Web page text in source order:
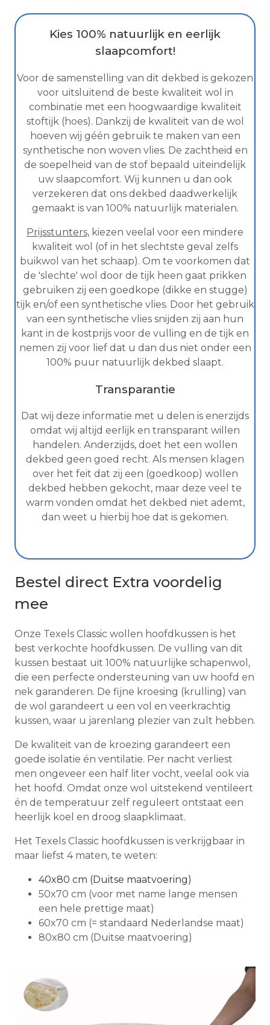
Kies 100% natuurlijk en eerlijk
slaapcomfort!
Voor de samenstelling van dit dekbed is gekozen
voor uitsluitend de beste kwaliteit wol in
combinatie met een hoogwaardige kwaliteit
stoftijk (hoes). Dankzij de kwaliteit van de wol
hoeven wij géén gebruik te maken van een
synthetische non woven vlies. De zachtheid en
de soepelheid van de stof bepaald uiteindelijk
uw slaapcomfort. Wij kunnen u dan ook
verzekeren dat ons dekbed daadwerkelijk
gemaakt is van 100% natuurlijk materialen.
Prijsstunters, kiezen veelal voor een mindere
kwaliteit wol (of in het slechtste geval zelfs
buikwol van het schaap). Om te voorkomen dat
de 'slechte' wol door de tijk heen gaat prikken
gebruiken zij een goedkope (dikke en stugge)
tijk en/of een synthetische vlies. Door het gebruik
van een synthetische vlies snijden zij aan hun
kant in de kostprijs voor de vulling en de tijk en
nemen zij voor lief dat u dan dus niet onder een
100% puur natuurlijk dekbed slaapt.
Transparantie
Dat wij deze informatie met u delen is enerzijds
omdat wij altijd eerlijk en transparant willen
handelen. Anderzijds, doet het een wollen
dekbed geen goed recht. Als mensen klagen
over het feit dat zij een (goedkoop) wollen
dekbed hebben gekocht, maar deze veel te
warm vonden omdat het dekbed niet ademt,
dan weet u hierbij hoe dat is gekomen.
Bestel direct Extra voordelig
mee
Onze Texels Classic wollen hoofdkussen is het
best verkochte hoofdkussen. De vulling van dit
kussen bestaat uit 100% natuurlijke schapenwol,
die een perfecte ondersteuning van uw hoofd en
nek garanderen. De fijne kroesing (krulling) van
de wol garandeert u een vol en veerkrachtig
kussen, waar u jarenlang plezier van zult hebben.
De kwaliteit van de kroezing garandeert een
goede isolatie én ventilatie. Per nacht verliest
men ongeveer een half liter vocht, veelal ook via
het hoofd. Omdat onze wol uitstekend ventileert
én de temperatuur zelf reguleert ontstaat een
heerlijk koel en droog slaapklimaat.
Het Texels Classic hoofdkussen is verkrijgbaar in
maar liefst 4 maten, te weten:
40x80 cm (Duitse maatvoering)
50x70 cm (voor met name lange mensen
een hele prettige maat)
60x70 cm (= standaard Nederlandse maat)
80x80 cm (Duitse maatvoering)